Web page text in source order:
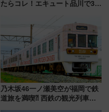
たらコレ！エキュート品川で3年
乃木坂46一ノ瀬美空が福岡で鉄
道旅を満喫⁈ 西鉄の観光列車